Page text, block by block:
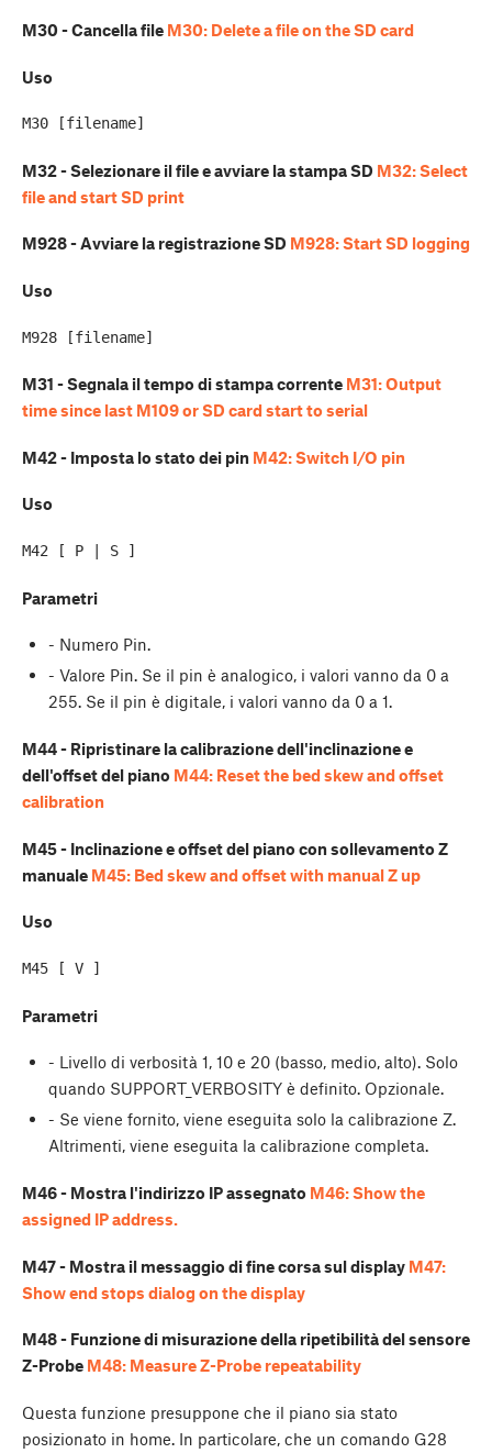
M30 - Cancella file M30: Delete a file on the SD card
Uso
M32 - Selezionare il file e avviare la stampa SD M32: Select
file and start SD print
M928 - Avviare la registrazione SD M928: Start SD logging
Uso
M31 - Segnala il tempo di stampa corrente M31: Output
time since last M109 or SD card start to serial
M42 - Imposta lo stato dei pin M42: Switch I/O pin
Uso
Parametri
- Numero Pin.
- Valore Pin. Se il pin è analogico, i valori vanno da 0 a
255. Se il pin è digitale, i valori vanno da 0 a 1.
M44 - Ripristinare la calibrazione dell'inclinazione e
dell'offset del piano M44: Reset the bed skew and offset
calibration
M45 - Inclinazione e offset del piano con sollevamento Z
manuale M45: Bed skew and offset with manual Z up
Uso
Parametri
- Livello di verbosità 1, 10 e 20 (basso, medio, alto). Solo
quando SUPPORT_VERBOSITY è definito. Opzionale.
- Se viene fornito, viene eseguita solo la calibrazione Z.
Altrimenti, viene eseguita la calibrazione completa.
M46 - Mostra l'indirizzo IP assegnato M46: Show the
assigned IP address.
M47 - Mostra il messaggio di fine corsa sul display M47:
Show end stops dialog on the display
M48 - Funzione di misurazione della ripetibilità del sensore
Z-Probe M48: Measure Z-Probe repeatability
Questa funzione presuppone che il piano sia stato
posizionato in home. In particolare, che un comando G28